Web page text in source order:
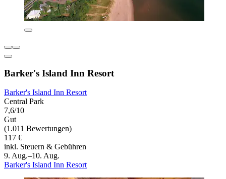
Barker's Island Inn Resort
Barker's Island Inn Resort
Central Park
7,6/10
Gut
(1.011 Bewertungen)
117 €
inkl. Steuern & Gebühren
9. Aug.–10. Aug.
Barker's Island Inn Resort